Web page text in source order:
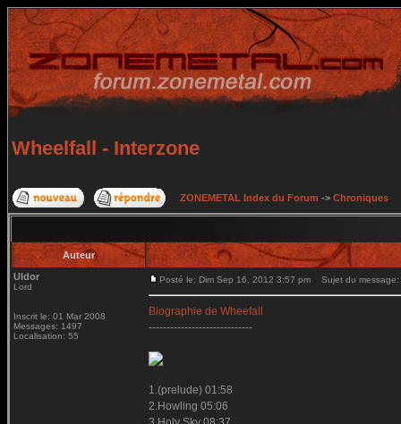
Wheelfall - Interzone
ZONEMETAL Index du Forum -> Chroniques
Auteur
Uldor
Lord
Inscrit le: 01 Mar 2008
Messages: 1497
Localisation: 55
Posté le: Dim Sep 16, 2012 3:57 pm Sujet du message:
Biographie de Wheefall
-----------------------------
1.(prelude) 01:58
2.Howling 05:06